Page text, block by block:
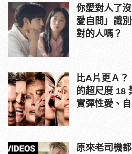
你愛對人了
愛自問」識
對的人嗎？
比A片更Ａ？
的超尺度 18
實彈性愛、
原來老司機